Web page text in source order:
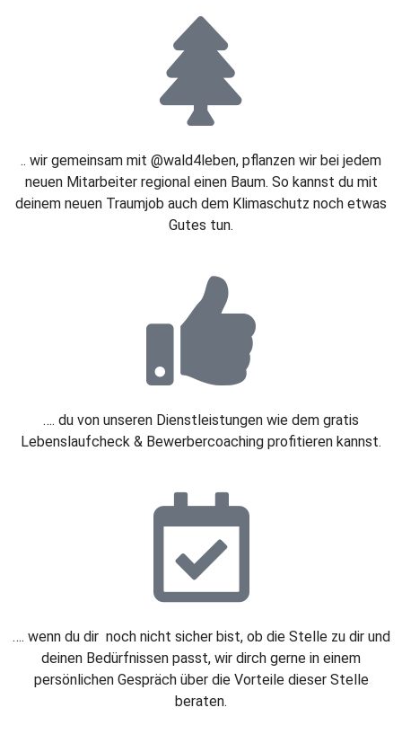
.. wir gemeinsam mit @wald4leben, pflanzen wir bei jedem
neuen Mitarbeiter regional einen Baum. So kannst du mit
deinem neuen Traumjob auch dem Klimaschutz noch etwas
Gutes tun.
…. du von unseren Dienstleistungen wie dem gratis
Lebenslaufcheck & Bewerbercoaching profitieren kannst.
…. wenn du dir noch nicht sicher bist, ob die Stelle zu dir und
deinen Bedürfnissen passt, wir dirch gerne in einem
persönlichen Gespräch über die Vorteile dieser Stelle
beraten.